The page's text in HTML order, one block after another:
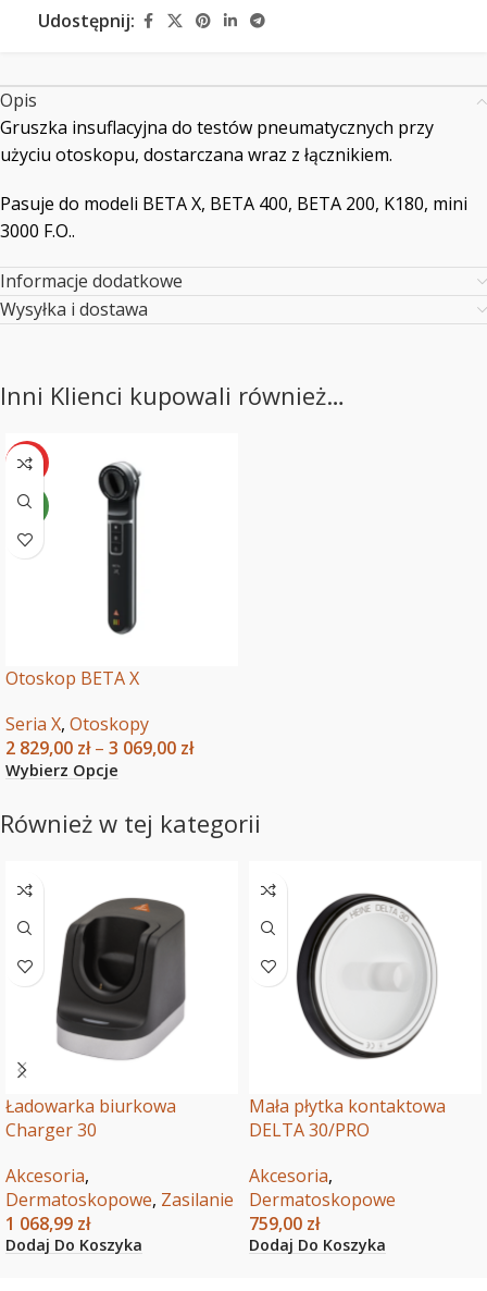
Udostępnij:
Opis
Gruszka insuflacyjna do testów pneumatycznych przy
użyciu otoskopu, dostarczana wraz z łącznikiem.
Pasuje do modeli BETA X, BETA 400, BETA 200, K180, mini
3000 F.O..
Informacje dodatkowe
Wysyłka i dostawa
Inni Klienci kupowali również…
HOT
NEW
Otoskop BETA X
Seria X, Otoskopy
2 829,00 zł – 3 069,00 zł
Wybierz Opcje
Również w tej kategorii
Ładowarka biurkowa
Charger 30
Akcesoria,
Dermatoskopowe, Zasilanie
1 068,99 zł
Dodaj Do Koszyka
Mała płytka kontaktowa
DELTA 30/PRO
Akcesoria,
Dermatoskopowe
759,00 zł
Dodaj Do Koszyka